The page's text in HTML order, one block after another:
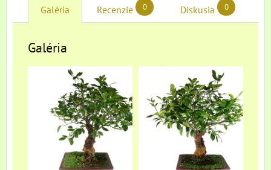
Galéria Recenzie 0 Diskusia 0
Galéria